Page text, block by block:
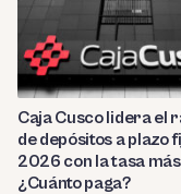
Caja Cusco lidera el
de depósitos a plazo
2026 con la tasa
¿Cuánto paga?